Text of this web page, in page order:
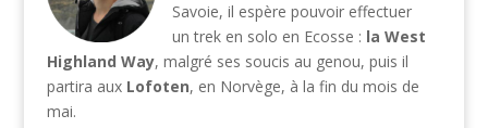
Savoie, il espère pouvoir effectuer
un trek en solo en Ecosse : la West
Highland Way, malgré ses soucis au genou, puis il
partira aux Lofoten, en Norvège, à la fin du mois de
mai.